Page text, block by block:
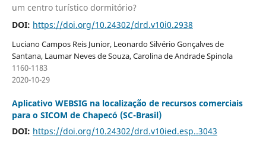
um centro turístico dormitório?
DOI: https://doi.org/10.24302/drd.v10i0.2938
Luciano Campos Reis Junior, Leonardo Silvério Gonçalves de
Santana, Laumar Neves de Souza, Carolina de Andrade Spinola
1160-1183
2020-10-29
Aplicativo WEBSIG na localização de recursos comerciais
para o SICOM de Chapecó (SC-Brasil)
DOI: https://doi.org/10.24302/drd.v10ied.esp..3043